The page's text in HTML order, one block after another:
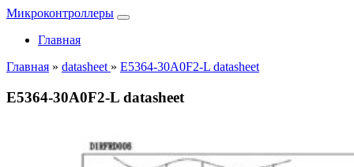
Микроконтроллеры
Главная
Главная » datasheet » E5364-30A0F2-L datasheet
E5364-30A0F2-L datasheet